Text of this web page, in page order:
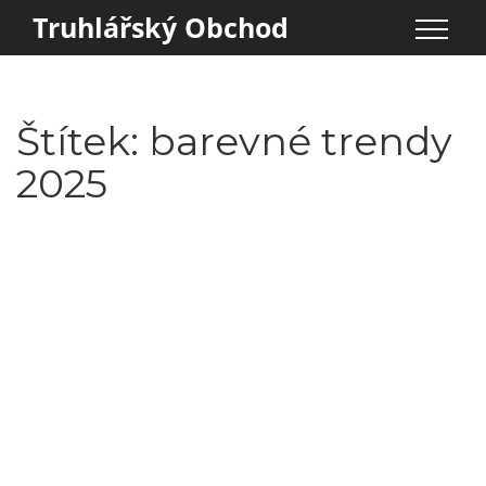
Truhlářský Obchod
Štítek: barevné trendy
2025